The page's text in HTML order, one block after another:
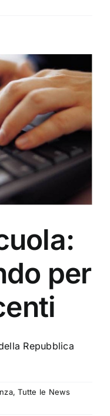
per
Repubblica
,Tutte le News